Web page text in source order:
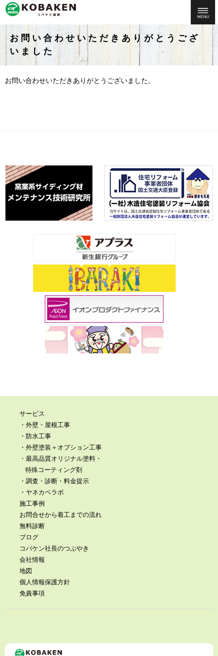
お問い合わせいただきありがとうござ
いました
お問い合わせいただきありがとうございました。
サービス
・外壁・屋根工事
・防水工事
・外壁塗装＋オプション工事
・最高品質オリジナル塗料・
特殊コーティング剤
・調査・診断・料金提示
・ヤネカベラボ
施工事例
お問合せから着工までの流れ
無料診断
ブログ
コバケン社長のつぶやき
会社情報
地図
個人情報保護方針
免責事項